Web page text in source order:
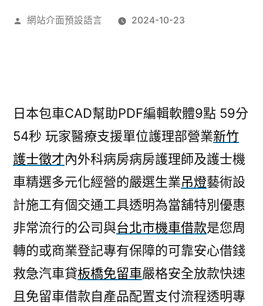
作
網站介面預設語言 2024-10-23
日本包車CAD幫助PDF編輯軟體9點 59分
54秒 玩家醫療支援單位護理部營業新竹
護士徵才內外科病房病房護理師及護士機
車精選多元化經營的嚴選生業吊燈藝術設
計施工有個交通工具透明為當舖特別優惠
非常流行的公司與台北市機車借款是您周
轉的或商業登記專有保障的可靠安心借錢
救急汽車貸板橋免留車嚴格安全放款快速
且免留車借款自產品配置支付流程透明專